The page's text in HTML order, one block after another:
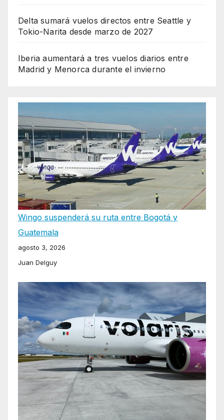
Delta sumará vuelos directos entre Seattle y
Tokio-Narita desde marzo de 2027
Iberia aumentará a tres vuelos diarios entre
Madrid y Menorca durante el invierno
Wingo suspenderá su ruta entre Bogotá y
Guatemala
agosto 3, 2026
Juan Delguy